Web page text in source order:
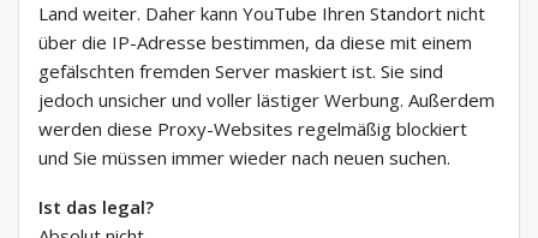
Land weiter. Daher kann YouTube Ihren Standort nicht
über die IP-Adresse bestimmen, da diese mit einem
gefälschten fremden Server maskiert ist. Sie sind
jedoch unsicher und voller lästiger Werbung. Außerdem
werden diese Proxy-Websites regelmäßig blockiert
und Sie müssen immer wieder nach neuen suchen.
Ist das legal?